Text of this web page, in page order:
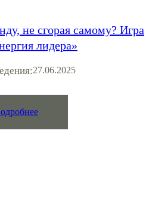
не сгорая самому? Игра
лидера»
27.06.2025